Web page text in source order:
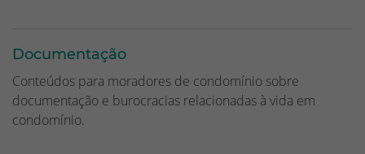
Documentação
Conteúdos para moradores de condomínio sobre
documentação e burocracias relacionadas à vida em
condomínio.